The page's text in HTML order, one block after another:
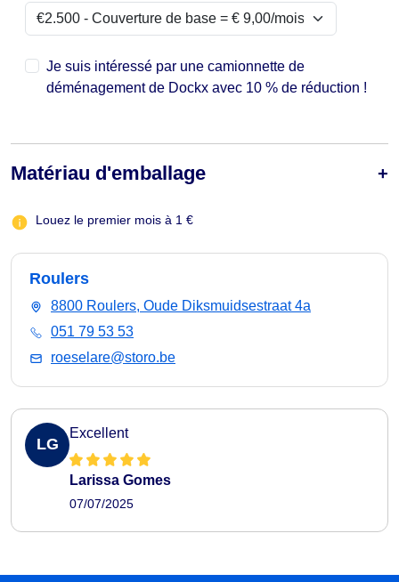
Je suis intéressé par une camionnette de
déménagement de Dockx avec 10 % de réduction !
Matériau d'emballage
Louez le premier mois à 1 €
Roulers
8800 Roulers, Oude Diksmuidsestraat 4a
051 79 53 53
roeselare@storo.be
LG
Excellent
Larissa Gomes
07/07/2025